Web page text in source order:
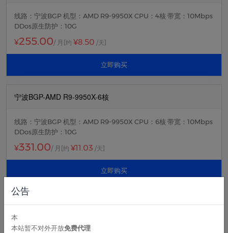
线路：宁波BGP 机型：AMD R9-9950X CPU：4核 带宽：10Mbps
DDos原生防护：10G
¥255.00/ 月 [约 ¥8.50 /天]
立即购买
宁波BGP-AMD R9-9950X-6核
线路：宁波BGP 机型：AMD R9-9950X CPU：6核 带宽：10Mbps
DDos原生防护：10G
¥331.00/ 月 [约 ¥11.03 /天]
立即购买
宁波BGP-AMD R9-9950X-8核
线路：宁波BGP 机型：AMD R9-9950X CPU：8核 带宽：10Mbps
公告
本
本站暂不对外开放免费代理